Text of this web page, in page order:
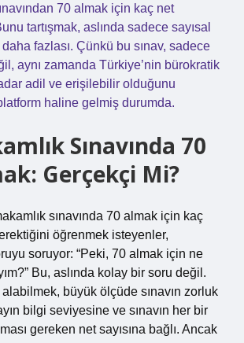
70 almak için kaç net
tartışmak, aslında sadece sayısal
fazlası. Çünkü bu sınav, sadece
aynı zamanda Türkiye’nin bürokratik
adil ve erişilebilir olduğunu
haline gelmiş durumda.
Sınavında 70
Gerçekçi Mi?
sınavında 70 almak için kaç
öğrenmek isteyenler,
soruyor: “Peki, 70 almak için ne
Bu, aslında kolay bir soru değil.
büyük ölçüde sınavın zorluk
bilgi seviyesine ve sınavın her bir
gereken net sayısına bağlı. Ancak